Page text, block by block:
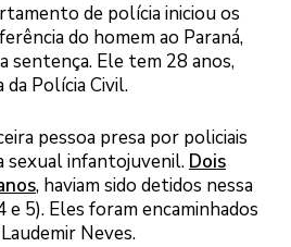
de polícia iniciou os
do homem ao Paraná,
sentença. Ele tem 28 anos,
Polícia Civil.
pessoa presa por policiais
sexual infantojuvenil. Dois
, haviam sido detidos nessa
5). Eles foram encaminhados
Neves.